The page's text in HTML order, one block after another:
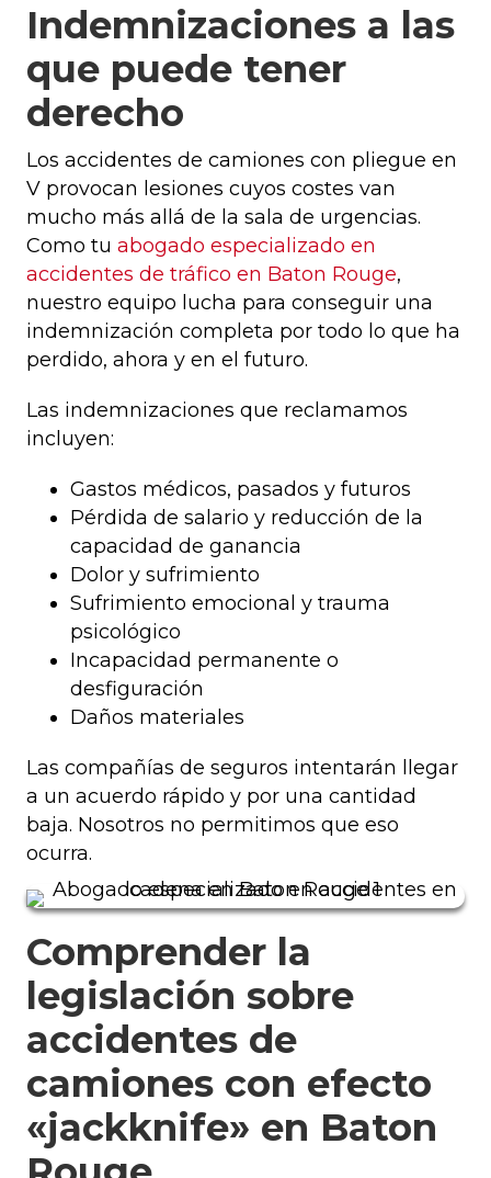
Indemnizaciones a las
que puede tener
derecho
Los accidentes de camiones con pliegue en
V provocan lesiones cuyos costes van
mucho más allá de la sala de urgencias.
Como tu abogado especializado en
accidentes de tráfico en Baton Rouge,
nuestro equipo lucha para conseguir una
indemnización completa por todo lo que ha
perdido, ahora y en el futuro.
Las indemnizaciones que reclamamos
incluyen:
Gastos médicos, pasados y futuros
Pérdida de salario y reducción de la
capacidad de ganancia
Dolor y sufrimiento
Sufrimiento emocional y trauma
psicológico
Incapacidad permanente o
desfiguración
Daños materiales
Las compañías de seguros intentarán llegar
a un acuerdo rápido y por una cantidad
baja. Nosotros no permitimos que eso
ocurra.
Comprender la
legislación sobre
accidentes de
camiones con efecto
«jackknife» en Baton